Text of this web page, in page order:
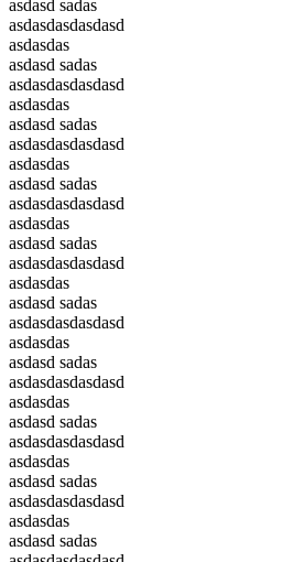
asdasd sadas
asdasdasdasdasd
asdasdas
asdasd sadas
asdasdasdasdasd
asdasdas
asdasd sadas
asdasdasdasdasd
asdasdas
asdasd sadas
asdasdasdasdasd
asdasdas
asdasd sadas
asdasdasdasdasd
asdasdas
asdasd sadas
asdasdasdasdasd
asdasdas
asdasd sadas
asdasdasdasdasd
asdasdas
asdasd sadas
asdasdasdasdasd
asdasdas
asdasd sadas
asdasdasdasdasd
asdasdas
asdasd sadas